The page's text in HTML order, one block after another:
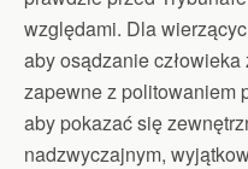
względami. Dla
aby osądzanie
zapewne z politowaniem
aby pokazać się
nadzwyczajnym,